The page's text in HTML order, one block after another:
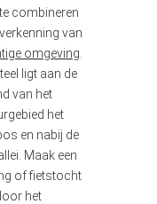
combineren
van
omgeving
ligt aan de
van het
het
en nabij de
Maak een
of fietstocht
het